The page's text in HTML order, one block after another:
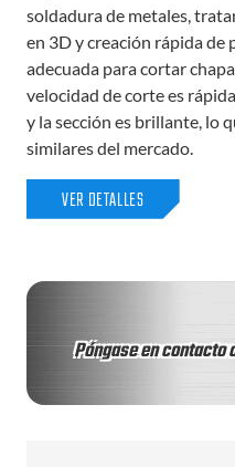
soldadura de metales,
en 3D y creación rápida de
adecuada para cortar
velocidad de corte es
y la sección es brillante, lo
similares del mercado.
VER DETALLES
Póngase en contacto